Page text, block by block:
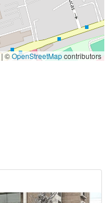
|©OpenStreetMapcontributors